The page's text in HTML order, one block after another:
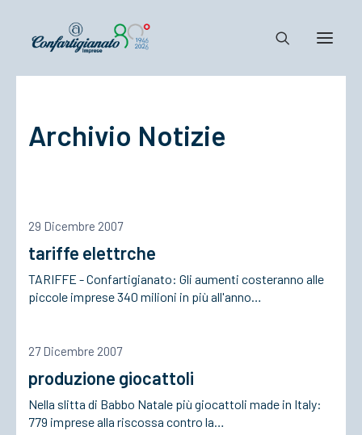
Confartigianato
Cosa Facciamo
Associarsi
ACCEDI
Archivio Notizie
29 Dicembre 2007
tariffe elettrche
TARIFFE - Confartigianato: Gli aumenti costeranno alle
piccole imprese 340 milioni in più all'anno…
27 Dicembre 2007
produzione giocattoli
Nella slitta di Babbo Natale più giocattoli made in Italy:
779 imprese alla riscossa contro la…